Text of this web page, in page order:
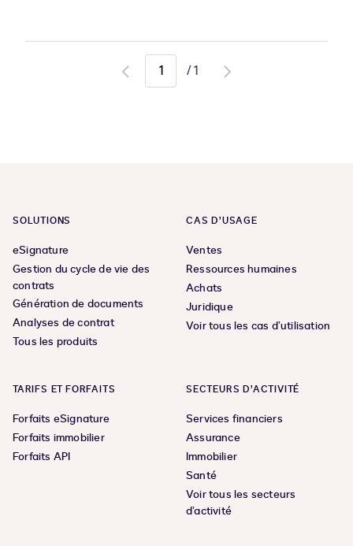
Go
/1
Go
SOLUTIONS
eSignature
Gestion du cycle de vie des
contrats
Génération de documents
Analyses de contrat
Tous les produits
CAS D’USAGE
Ventes
Ressources humaines
Achats
Juridique
Voir tous les cas d’utilisation
TARIFS ET FORFAITS
Forfaits eSignature
Forfaits immobilier
Forfaits API
SECTEURS D’ACTIVITÉ
Services financiers
Assurance
Immobilier
Santé
Voir tous les secteurs
d’activité